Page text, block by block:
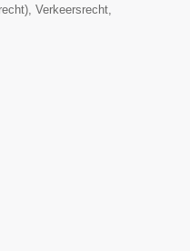
Verkeersrecht,